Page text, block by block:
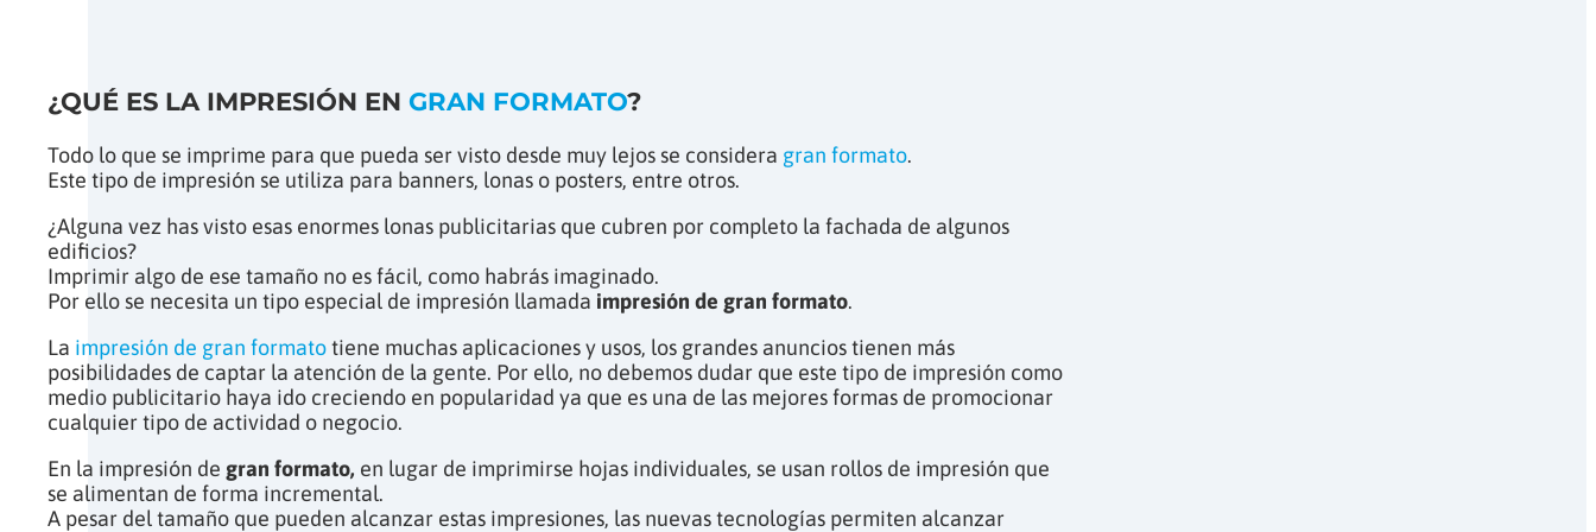
¿QUÉ ES LA IMPRESIÓN EN GRAN FORMATO?
Todo lo que se imprime para que pueda ser visto desde muy lejos se considera gran formato.
Este tipo de impresión se utiliza para banners, lonas o posters, entre otros.
¿Alguna vez has visto esas enormes lonas publicitarias que cubren por completo la fachada de algunos
edificios?
Imprimir algo de ese tamaño no es fácil, como habrás imaginado.
Por ello se necesita un tipo especial de impresión llamada impresión de gran formato.
La impresión de gran formatotiene muchas aplicaciones y usos, los grandes anuncios tienen más
posibilidades de captar la atención de la gente. Por ello, no debemos dudar que este tipo de impresión como
medio publicitario haya ido creciendo en popularidad ya que es una de las mejores formas de promocionar
cualquier tipo de actividad o negocio.
En la impresión de gran formato, en lugar de imprimirse hojas individuales, se usan rollos de impresión que
se alimentan de forma incremental.
A pesar del tamaño que pueden alcanzar estas impresiones, las nuevas tecnologías permiten alcanzar